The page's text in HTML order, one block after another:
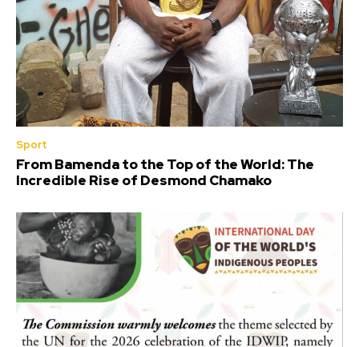
Sport
From Bamenda to the Top of the World: The
Incredible Rise of Desmond Chamako